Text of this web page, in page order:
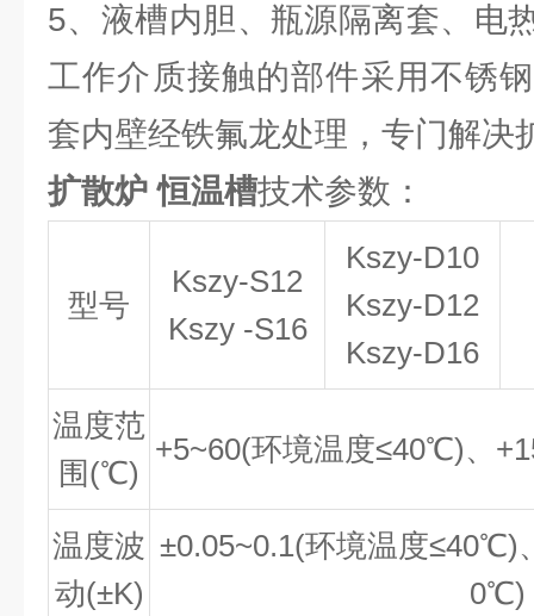
5、液槽内胆、瓶源隔离套、电
工作介质接触的部件采用不锈
套内壁经铁氟龙处理，专门解决
扩散炉 恒温槽技术参数：
型号
Kszy-S12
Kszy -S16
Kszy-D10
Kszy-D12
Kszy-D16
温度范
围(℃)
+5~60(环境温度≤40℃)、
温度波
动(±K)
±0.05~0.1(环境温度≤40℃)
0℃)